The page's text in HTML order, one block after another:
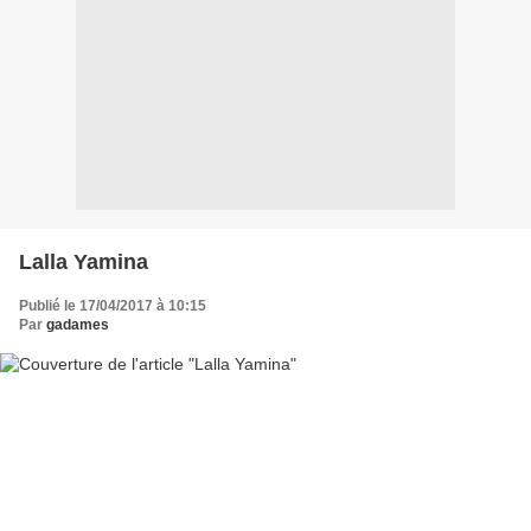
Lalla Yamina
Publié le 17/04/2017 à 10:15
Par gadames